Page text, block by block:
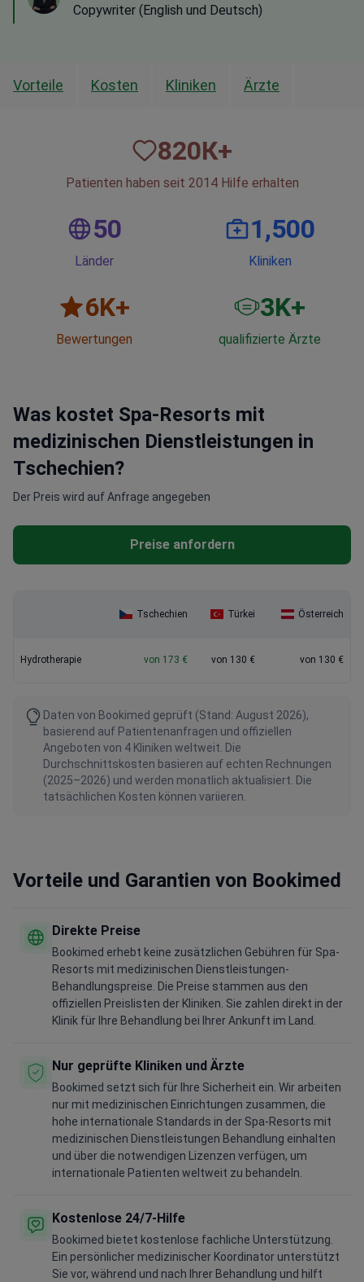
Copywriter (English und Deutsch)
Vorteile Kosten Kliniken Ärzte
820К+
Patienten haben seit 2014 Hilfe erhalten
50
Länder
1,500
Kliniken
6K+
Bewertungen
3K+
qualifizierte Ärzte
Was kostet Spa-Resorts mit
medizinischen Dienstleistungen in
Tschechien?
Der Preis wird auf Anfrage angegeben
Preise anfordern
Tschechien Türkei Österreich
Hydrotherapie von 173 € von 130 € von 130 €
Daten von Bookimed geprüft (Stand: August 2026),
basierend auf Patientenanfragen und offiziellen
Angeboten von 4 Kliniken weltweit. Die
Durchschnittskosten basieren auf echten Rechnungen
(2025–2026) und werden monatlich aktualisiert. Die
tatsächlichen Kosten können variieren.
Vorteile und Garantien von Bookimed
Direkte Preise
Bookimed erhebt keine zusätzlichen Gebühren für Spa-
Resorts mit medizinischen Dienstleistungen-
Behandlungspreise. Die Preise stammen aus den
offiziellen Preislisten der Kliniken. Sie zahlen direkt in der
Klinik für Ihre Behandlung bei Ihrer Ankunft im Land.
Nur geprüfte Kliniken und Ärzte
Bookimed setzt sich für Ihre Sicherheit ein. Wir arbeiten
nur mit medizinischen Einrichtungen zusammen, die
hohe internationale Standards in der Spa-Resorts mit
medizinischen Dienstleistungen Behandlung einhalten
und über die notwendigen Lizenzen verfügen, um
internationale Patienten weltweit zu behandeln.
Kostenlose 24/7-Hilfe
Bookimed bietet kostenlose fachliche Unterstützung.
Ein persönlicher medizinischer Koordinator unterstützt
Sie vor, während und nach Ihrer Behandlung und hilft